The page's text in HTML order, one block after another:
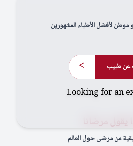
لأفضل الأطباء المشهورين
عن طبيب >
يقول مرضانا
من مرضى حول العالم